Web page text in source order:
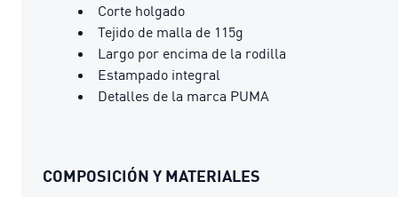
Corte holgado
Tejido de malla de 115g
Largo por encima de la rodilla
Estampado integral
Detalles de la marca PUMA
COMPOSICIÓN Y MATERIALES